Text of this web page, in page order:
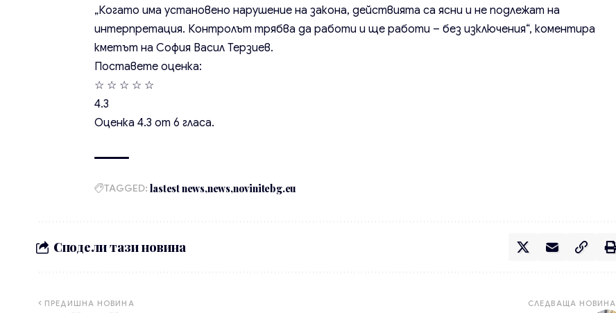
„Когато има установено нарушение на закона, действията са ясни и не подлежат на
интерпретация. Контролът трябва да работи и ще работи – без изключения“, коментира
кметът на София Васил Терзиев.
Поставете оценка:
☆ ☆ ☆ ☆ ☆
4.3
Оценка4.3 от6 гласа.
TAGGED: lastest news news novinitebg.eu
Сподели тази новина
ПРЕДИШНА НОВИНА СЛЕДВАЩА НОВИНА